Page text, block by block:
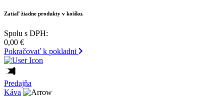
Zatiaľ žiadne produkty v košíku.
Spolu s DPH:
0,00 €
Pokračovať k pokladni
Predajňa
Káva